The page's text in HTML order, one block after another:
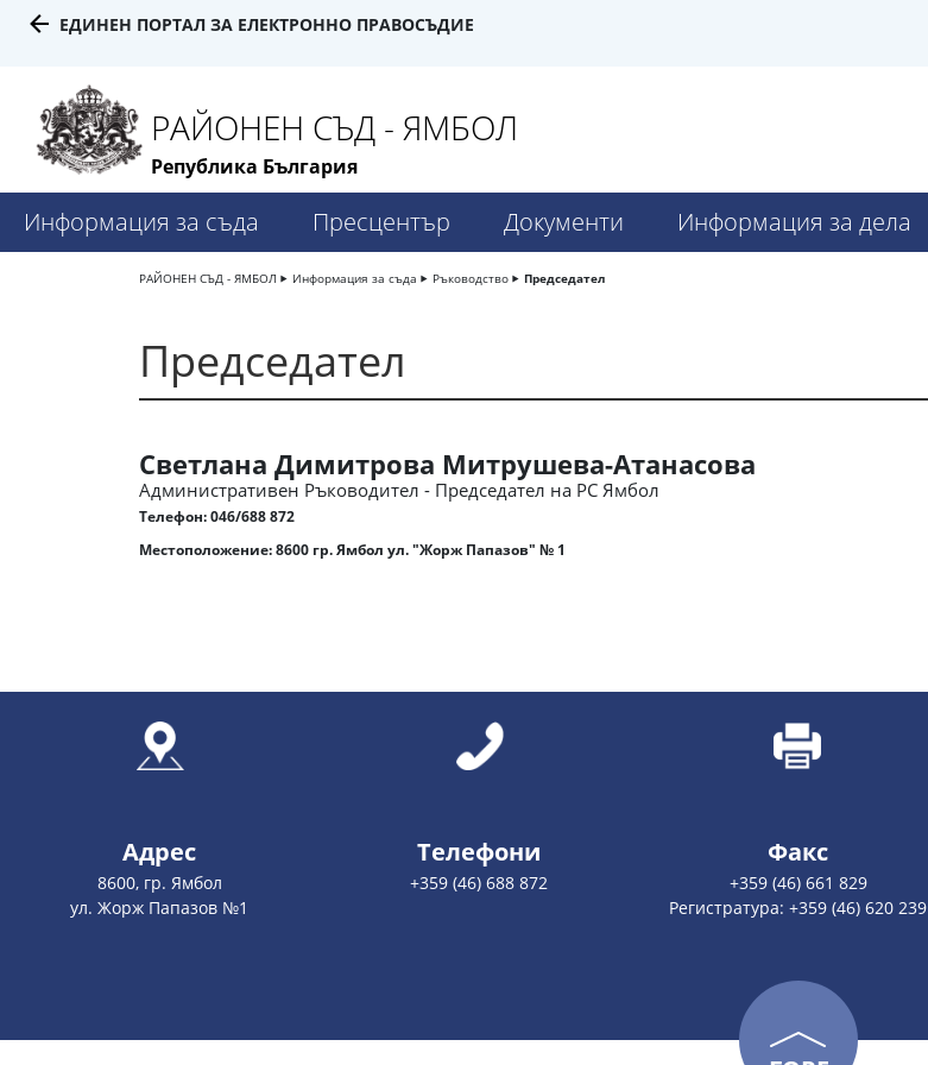
ЕДИНЕН ПОРТАЛ ЗА ЕЛЕКТРОННО ПРАВОСЪДИЕ
РАЙОНЕН СЪД - ЯМБОЛ
Република България
Информация за съда Пресцентър Документи Информация за дела
РАЙОНЕН СЪД - ЯМБОЛ Информация за съда Ръководство Председател
Председател
Светлана Димитрова Митрушева-Атанасова
Административен Ръководител - Председател на РС Ямбол
Телефон:046/688 872
Местоположение: 8600 гр. Ямбол ул. "Жорж Папазов" № 1
Адрес
8600, гр. Ямбол
ул. Жорж Папазов №1
Телефони
+359 (46) 688 872
Факс
+359 (46) 661 829
Регистратура: +359 (46) 620 239